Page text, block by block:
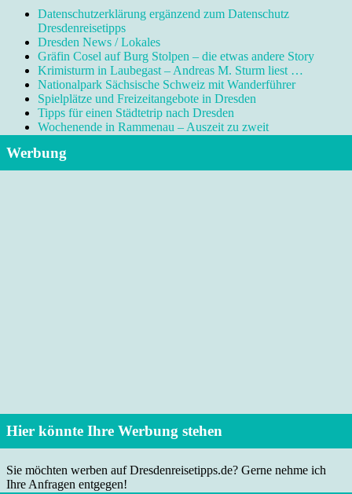
Datenschutzerklärung ergänzend zum Datenschutz
Dresdenreisetipps
Dresden News / Lokales
Gräfin Cosel auf Burg Stolpen – die etwas andere Story
Krimisturm in Laubegast – Andreas M. Sturm liest …
Nationalpark Sächsische Schweiz mit Wanderführer
Spielplätze und Freizeitangebote in Dresden
Tipps für einen Städtetrip nach Dresden
Wochenende in Rammenau – Auszeit zu zweit
Werbung
Hier könnte Ihre Werbung stehen
Sie möchten werben auf Dresdenreisetipps.de? Gerne nehme ich
Ihre Anfragen entgegen!